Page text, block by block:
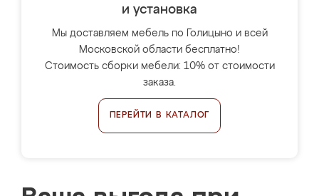
и установка
Мы доставляем мебель по Голицыно и всей
Московской области бесплатно!
Стоимость сборки мебели: 10% от стоимости
заказа.
ПЕРЕЙТИ В КАТАЛОГ